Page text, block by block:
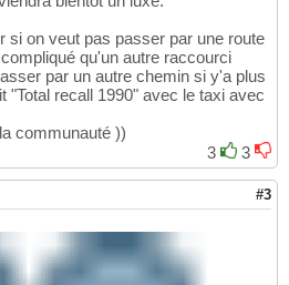
si on veut pas passer par une route
qu'un autre raccourci
par un autre chemin si y'a plus
"Total recall 1990" avec le taxi avec
communauté ))
3
3
#3